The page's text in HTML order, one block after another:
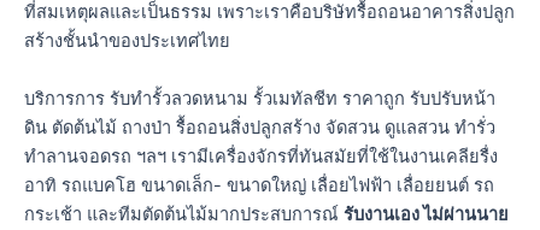
ที่สมเหตุผลและเป็นธรรม เพราะเราคือบริษัทรื้อถอนอาคารสิ่งปลูก
สร้างชั้นนำของประเทศไทย
บริการการ รับทำรั้วลวดหนาม รั้วเมทัลชีท ราคาถูก รับปรับหน้า
ดิน ตัดต้นไม้ ถางป่า รื้อถอนสิ่งปลูกสร้าง จัดสวน ดูแลสวน ทำรั่ว
ทำลานจอดรถ ฯลฯ เรามีเครื่องจักรที่ทันสมัยที่ใช้ในงานเคลียรื่ง
อาทิ รถแบคโฮ ขนาดเล็ก- ขนาดใหญ่ เลื่อยไฟฟ้า เลื่อยยนต์ รถ
กระเช้า และทีมตัดต้นไม้มากประสบการณ์ รับงานเอง ไม่ผ่านนาย